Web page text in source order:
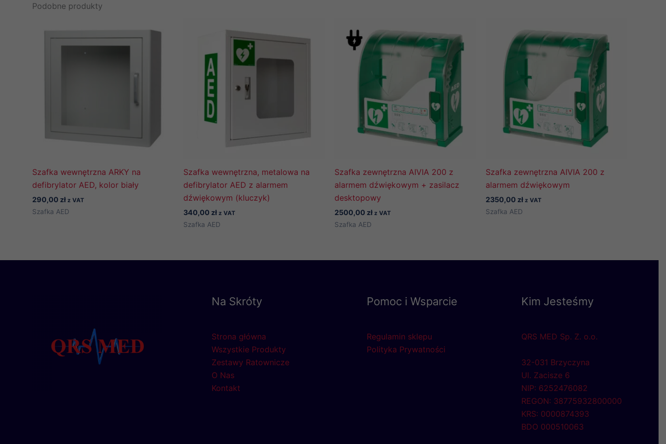
Podobne produkty
Szafka wewnętrzna ARKY na
defibrylator AED, kolor biały
290,00 zł z VAT
Szafka AED
Szafka wewnętrzna, metalowa na
defibrylator AED z alarmem
dźwiękowym (kluczyk)
340,00 zł z VAT
Szafka AED
Szafka zewnętrzna AIVIA 200 z
alarmem dźwiękowym + zasilacz
desktopowy
2500,00 zł z VAT
Szafka AED
Szafka zewnętrzna AIVIA 200 z
alarmem dźwiękowym
2350,00 zł z VAT
Szafka AED
Na Skróty
Strona główna
Wszystkie Produkty
Zestawy Ratownicze
O Nas
Kontakt
Pomoc i Wsparcie
Regulamin sklepu
Polityka Prywatności
Kim Jesteśmy
QRS MED Sp. Z. o.o.
32-031 Brzyczyna
Ul. Zacisze 6
NIP: 6252476082
REGON: 38775932800000
KRS: 0000874393
BDO 000510063